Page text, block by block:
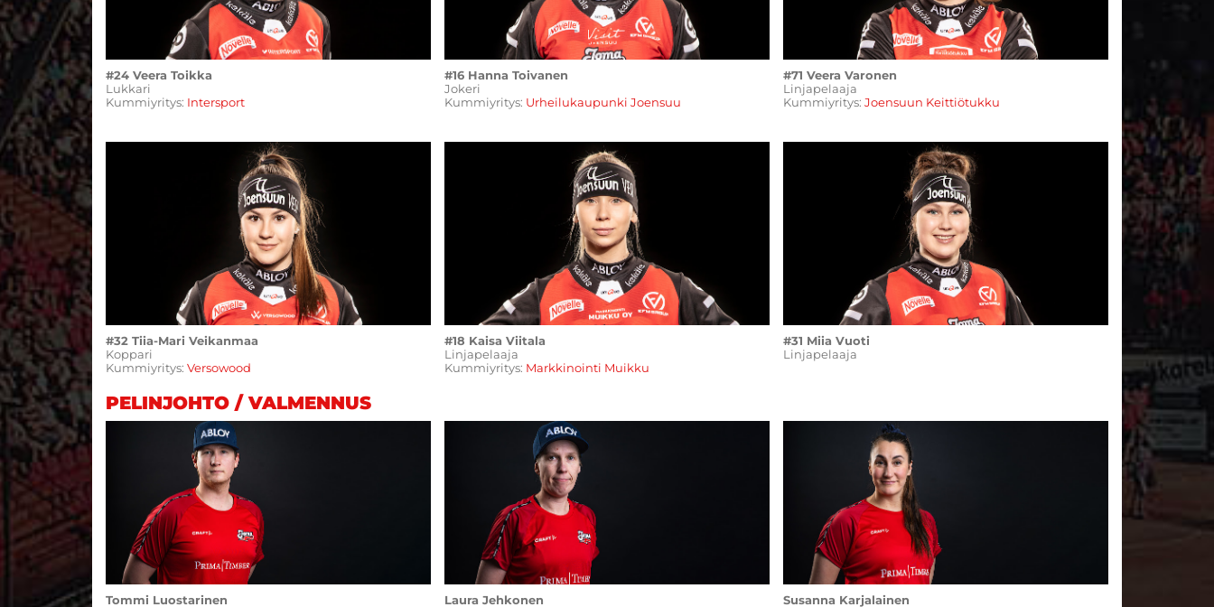
#24 Veera Toikka
Lukkari
​​​​​​​Kummiyritys: Intersport
#16 Hanna Toivanen
Jokeri
Kummiyritys: Urheilukaupunki Joensuu
#71 Veera Varonen
Linjapelaaja
Kummiyritys: Joensuun Keittiötukku
#32 Tiia-Mari Veikanmaa
Koppari
Kummiyritys: Versowood
#18 Kaisa Viitala
Linjapelaaja
Kummiyritys: Markkinointi Muikku
#31 Miia Vuoti
Linjapelaaja
PELINJOHTO / VALMENNUS
Tommi Luostarinen
Laura Jehkonen
Susanna Karjalainen